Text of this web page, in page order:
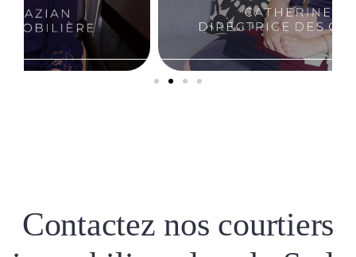
Contactez nos courtiers